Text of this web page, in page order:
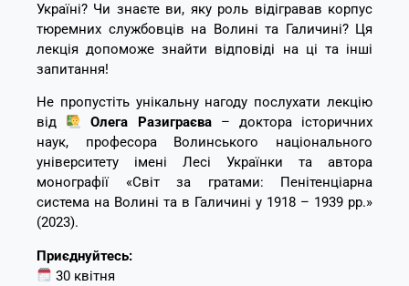
Україні? Чи знаєте ви, яку роль відігравав корпус
тюремних службовців на Волині та Галичині? Ця
лекція допоможе знайти відповіді на ці та інші
запитання!
Не пропустіть унікальну нагоду послухати лекцію
від
Олега Разиграєва– доктора історичних
наук, професора Волинського національного
університету імені Лесі Українки та автора
монографії «Світ за гратами: Пенітенціарна
система на Волині та в Галичині у 1918 – 1939 рр.»
(2023).
Приєднуйтесь:
30 квітня